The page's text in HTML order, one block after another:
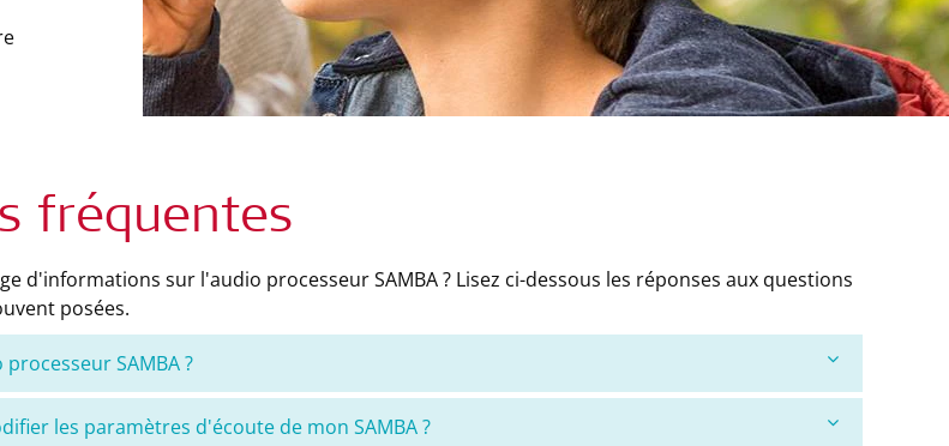
fréquentes
d'informations sur l'audio processeur SAMBA ? Lisez ci-dessous les réponses aux questions
posées.
SAMBA ?
les paramètres d'écoute de mon SAMBA ?